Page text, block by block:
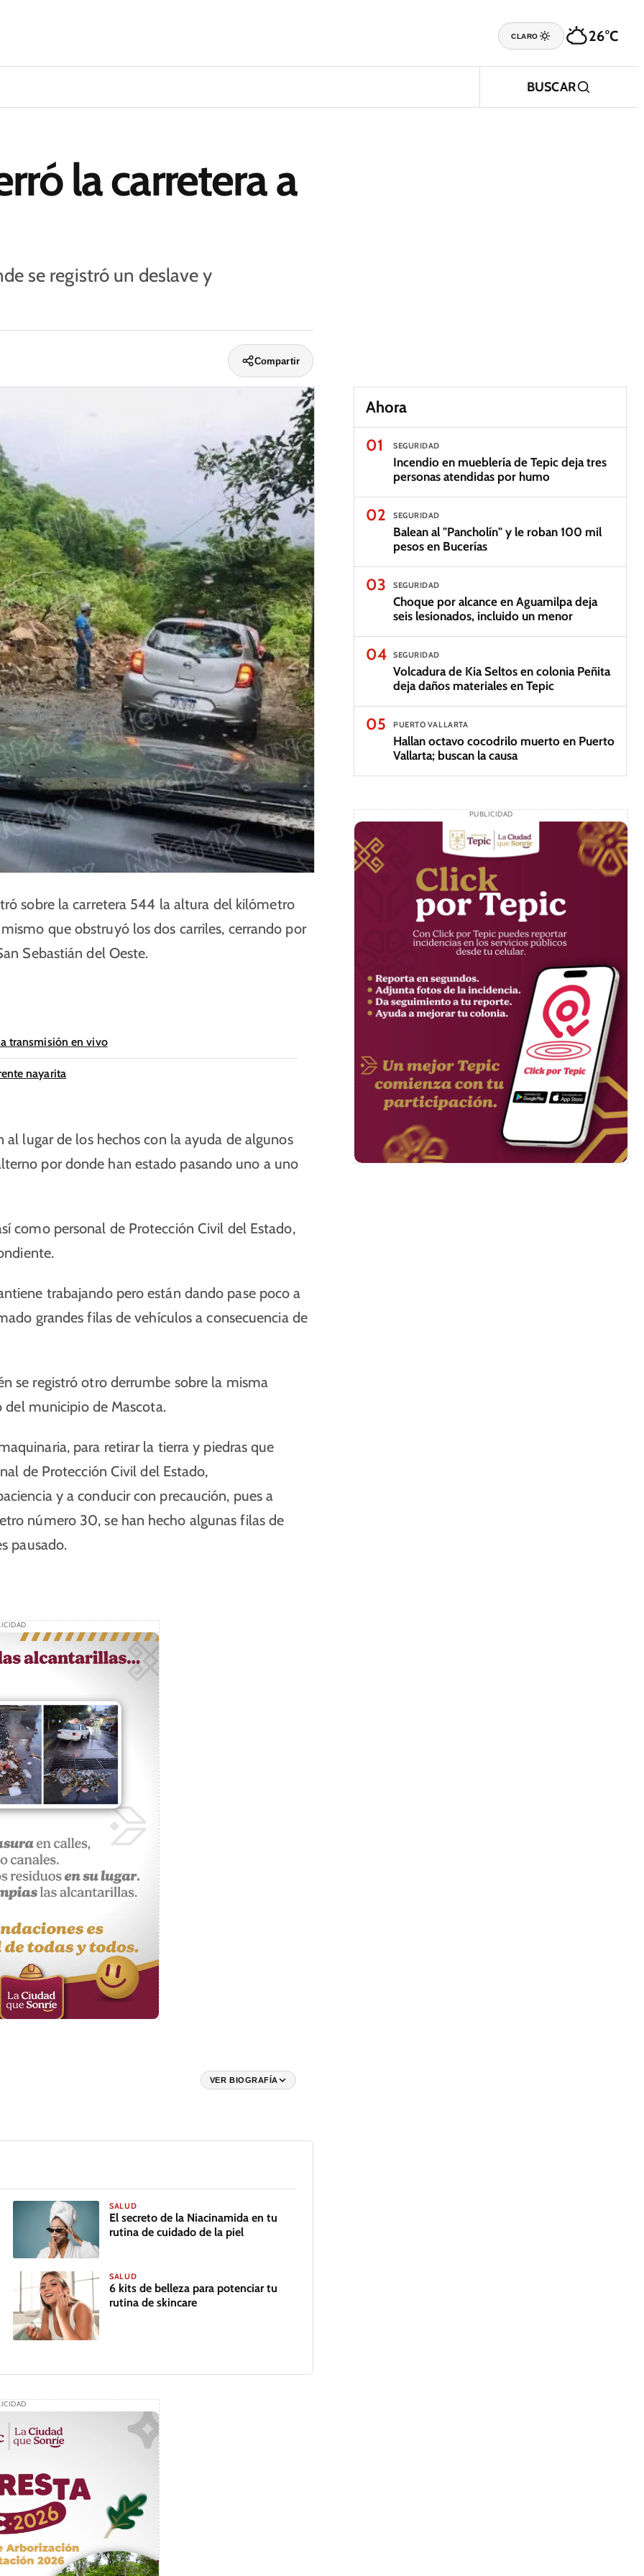
CLARO 26°C
BUSCAR
la carretera a
se registró un deslave y
Compartir
sobre la carretera 544 la altura del kilómetro
que obstruyó los dos carriles, cerrando por
Sebastián del Oeste.
transmisión en vivo
nayarita
lugar de los hechos con la ayuda de algunos
por donde han estado pasando uno a uno
como personal de Protección Civil del Estado,
trabajando pero están dando pase poco a
grandes filas de vehículos a consecuencia de
se registró otro derrumbe sobre la misma
municipio de Mascota.
para retirar la tierra y piedras que
de Protección Civil del Estado,
y a conducir con precaución, pues a
número 30, se han hecho algunas filas de
pausado.
VER BIOGRAFÍA
SALUD
El secreto de la Niacinamida en tu
rutina de cuidado de la piel
SALUD
6 kits de belleza para potenciar tu
rutina de skincare
Ahora
01
SEGURIDAD
Incendio en mueblería de Tepic deja tres
personas atendidas por humo
02 SEGURIDAD
Balean al "Pancholín" y le roban 100 mil
pesos en Bucerías
03 SEGURIDAD
Choque por alcance en Aguamilpa deja
seis lesionados, incluido un menor
04 SEGURIDAD
Volcadura de Kia Seltos en colonia Peñita
deja daños materiales en Tepic
05 PUERTO VALLARTA
Hallan octavo cocodrilo muerto en Puerto
Vallarta; buscan la causa
PUBLICIDAD